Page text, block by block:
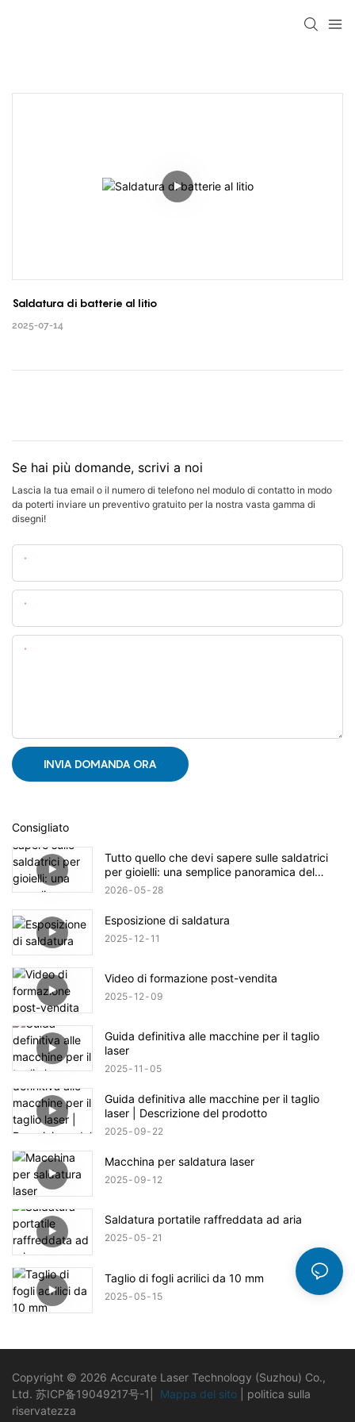
Saldatura di batterie al litio
2025-07-14
Se hai più domande, scrivi a noi
Lascia la tua email o il numero di telefono nel modulo di contatto in modo
da poterti inviare un preventivo gratuito per la nostra vasta gamma di
disegni!
INVIA DOMANDA ORA
Consigliato
Tutto quello che devi sapere sulle saldatrici
per gioielli: una semplice panoramica del
prodotto.
2026 05 28
Esposizione di saldatura
2025 12 11
Video di formazione post-vendita
2025 12 09
Guida definitiva alle macchine per il taglio
laser
2025 11 05
Guida definitiva alle macchine per il taglio
laser | Descrizione del prodotto
2025 09 22
Macchina per saldatura laser
2025 09 12
Saldatura portatile raffreddata ad aria
2025 05 21
Taglio di fogli acrilici da 10 mm
2025 05 15
Copyright © 2026 Accurate Laser Technology (Suzhou) Co.,
Ltd. 苏ICP备19049217号-1 Mappa del sito
politica sulla
riservatezza